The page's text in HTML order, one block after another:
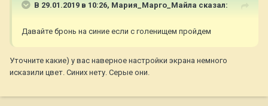
В 29.01.2019 в 10:26, Мария_Марго_Майла сказал:
Давайте бронь на синие если с голенищем пройдем
Уточните какие) у вас наверное настройки экрана немного
исказили цвет. Синих нету. Серые они.